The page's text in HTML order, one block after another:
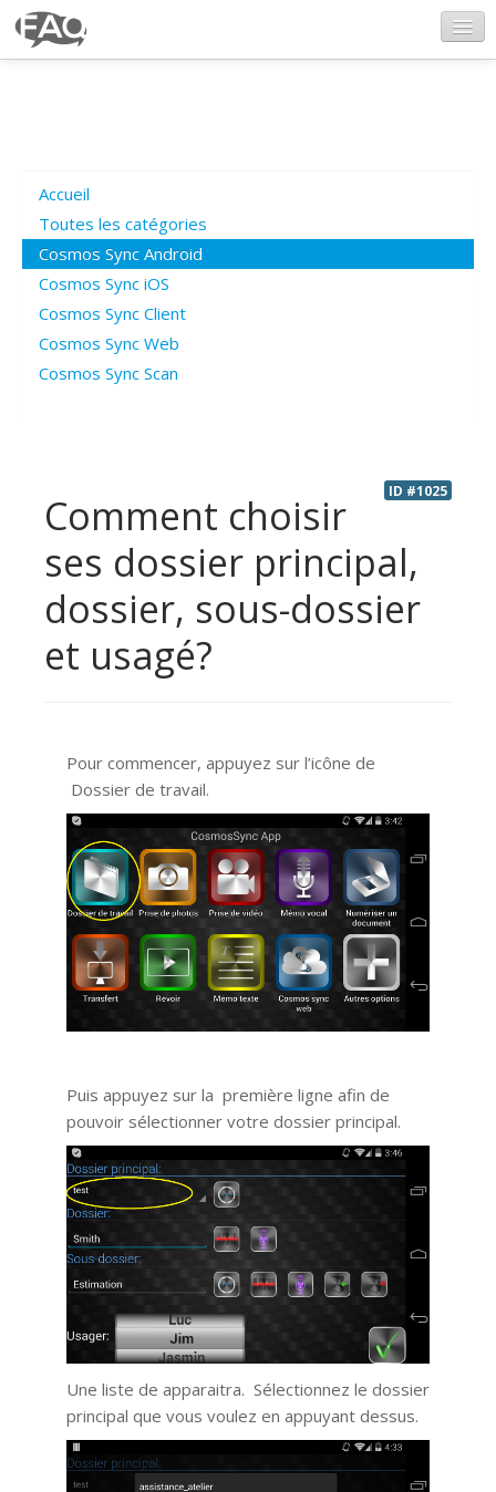
Poser une question
Questions ouvertes
Connexion
Accueil
Toutes les catégories
Cosmos Sync Android
Cosmos Sync iOS
Cosmos Sync Client
Cosmos Sync Web
Cosmos Sync Scan
ID #1025
Comment choisir
ses dossier principal,
dossier, sous-dossier
et usagé?
Pour commencer, appuyez sur l’icône de
Dossier de travail.
Puis appuyez sur la première ligne afin de
pouvoir sélectionner votre dossier principal.
Une liste de apparaitra. Sélectionnez le dossier
principal que vous voulez en appuyant dessus.